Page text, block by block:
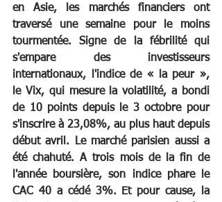
en Asie, les marchés financiers ont
traversé une semaine pour le moins
tourmentée. Signe de la fébrilité qui
s'empare des investisseurs
internationaux, l'indice de « la peur »,
le Vix, qui mesure la volatilité, a bondi
de 10 points depuis le 3 octobre pour
s'inscrire à 23,08%, au plus haut depuis
début avril. Le marché parisien aussi a
été chahuté. A trois mois de la fin de
l'année boursière, son indice phare le
CAC 40 a cédé 3%. Et pour cause, la